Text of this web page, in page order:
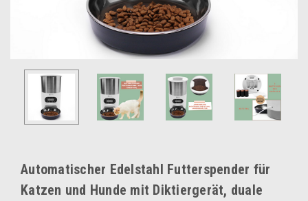
Automatischer Edelstahl Futterspender für
Katzen und Hunde mit Diktiergerät, duale